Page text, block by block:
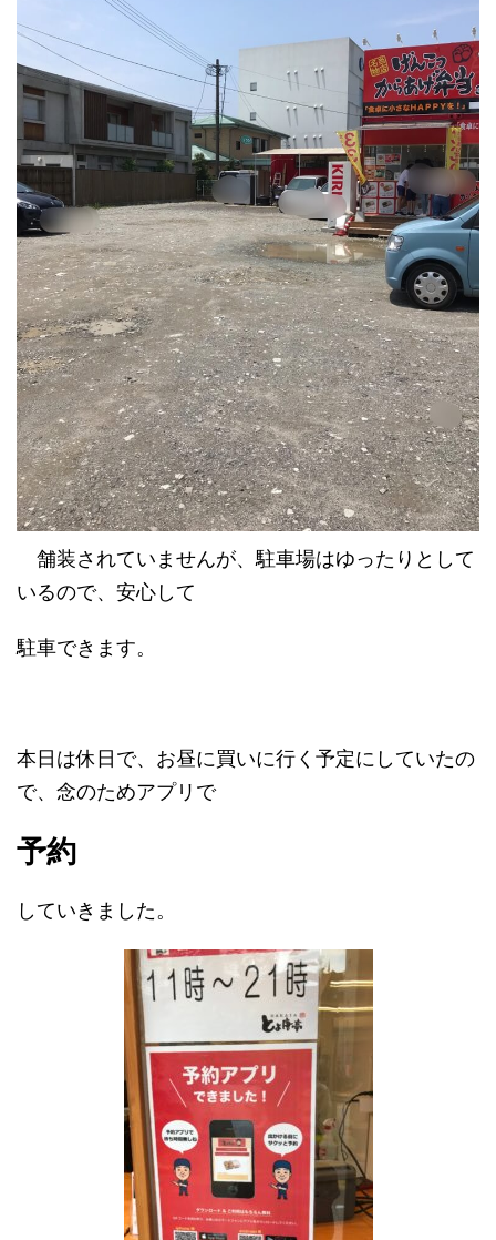
舗装されていませんが、駐車場はゆったりとして
いるので、安心して
駐車できます。
本日は休日で、お昼に買いに行く予定にしていたの
で、念のためアプリで
予約
していきました。